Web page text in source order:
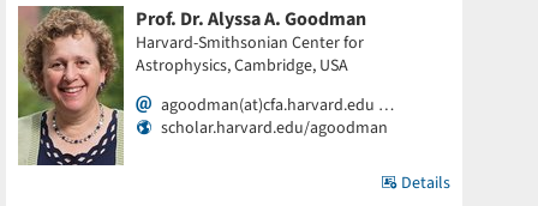
Prof. Dr. Alyssa A. Goodman
Harvard-Smithsonian Center for
Astrophysics, Cambridge, USA
agoodman(at)cfa.harvard.edu …
scholar.harvard.edu/agoodman
Details